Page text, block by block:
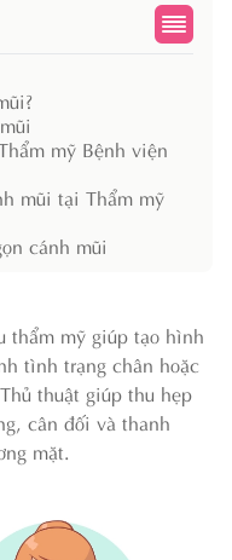
mỹ Bệnh viện
mũi tại Thẩm mỹ
cánh mũi
thẩm mỹ giúp tạo hình
tình trạng chân hoặc
thuật giúp thu hẹp
cân đối và thanh
mặt.